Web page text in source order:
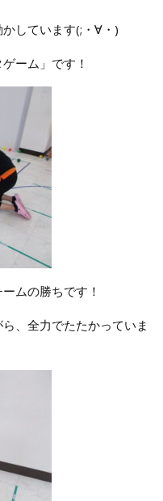
しています(;・∀・)
ーム」です！
ムの勝ちです！
、全力でたたかっていま